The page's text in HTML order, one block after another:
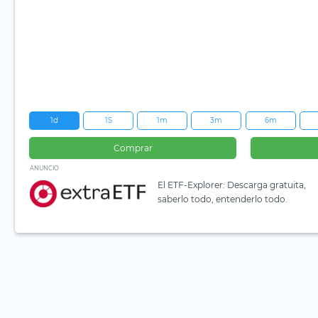
1d 1S 1m 3m 6m
Comprar
ANUNCIO
El ETF-Explorer: Descarga gratuita,
saberlo todo, entenderlo todo.